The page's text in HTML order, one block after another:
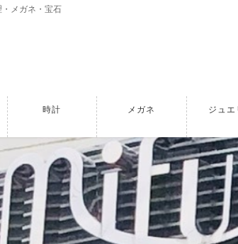
メガネ・宝石
時計 メガネ ジュエ